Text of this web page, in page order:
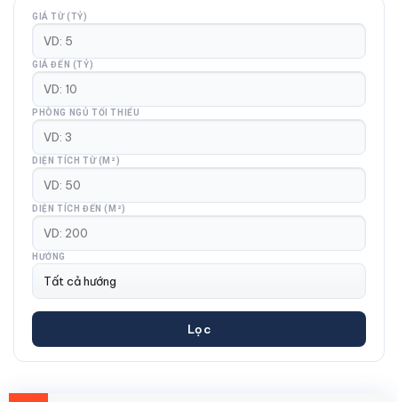
GIÁ TỪ (TỶ)
GIÁ ĐẾN (TỶ)
PHÒNG NGỦ TỐI THIỂU
DIỆN TÍCH TỪ (M²)
DIỆN TÍCH ĐẾN (M²)
HƯỚNG
Lọc